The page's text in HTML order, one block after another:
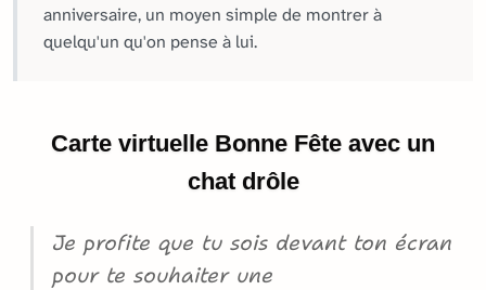
anniversaire, un moyen simple de montrer à
quelqu'un qu'on pense à lui.
Carte virtuelle Bonne Fête avec un
chat drôle
Je profite que tu sois devant ton écran
pour te souhaiter une